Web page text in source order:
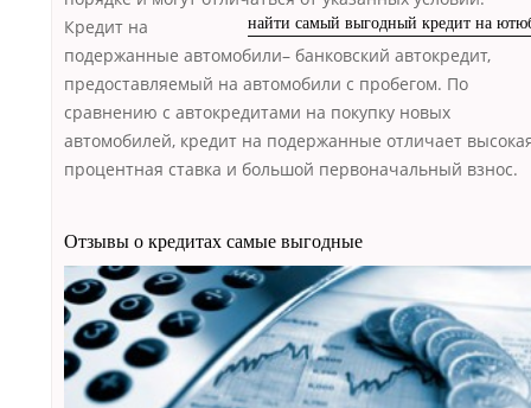
найти самый выгодный кредит на
Кредит на
подержанные автомобили– банковский автокредит,
предоставляемый на автомобили с пробегом. По
сравнению с автокредитами на покупку новых
автомобилей, кредит на подержанные отличает
процентная ставка и большой первоначальный взнос.
Отзывы о кредитах самые выгодные